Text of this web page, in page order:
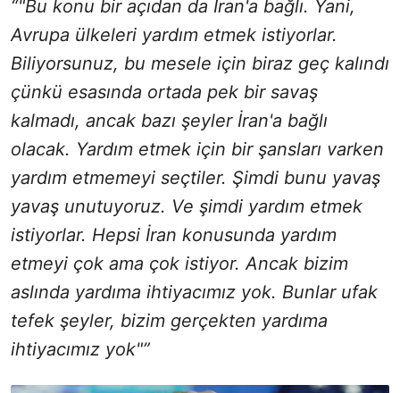
“"Bu konu bir açıdan da İran'a bağlı. Yani,
Avrupa ülkeleri yardım etmek istiyorlar.
Biliyorsunuz, bu mesele için biraz geç kalındı
çünkü esasında ortada pek bir savaş
kalmadı, ancak bazı şeyler İran'a bağlı
olacak. Yardım etmek için bir şansları varken
yardım etmemeyi seçtiler. Şimdi bunu yavaş
yavaş unutuyoruz. Ve şimdi yardım etmek
istiyorlar. Hepsi İran konusunda yardım
etmeyi çok ama çok istiyor. Ancak bizim
aslında yardıma ihtiyacımız yok. Bunlar ufak
tefek şeyler, bizim gerçekten yardıma
ihtiyacımız yok"”